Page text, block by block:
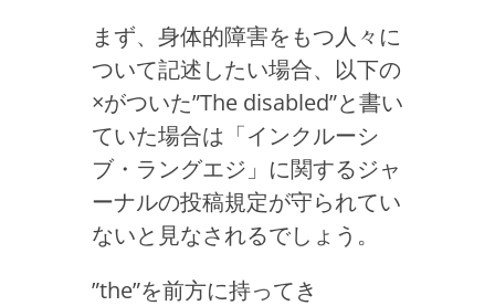
まず、身体的障害をもつ人々に
ついて記述したい場合、以下の
×がついた”The disabled”と書い
ていた場合は「インクルーシ
ブ・ラングエジ」に関するジャ
ーナルの投稿規定が守られてい
ないと見なされるでしょう。
”the”を前方に持ってき